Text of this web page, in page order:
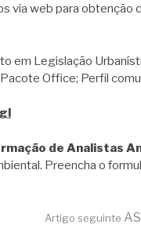
via web para obtenção
em Legislação
Office; Perfil
de Analistas
Preencha o
Artigo seguinte